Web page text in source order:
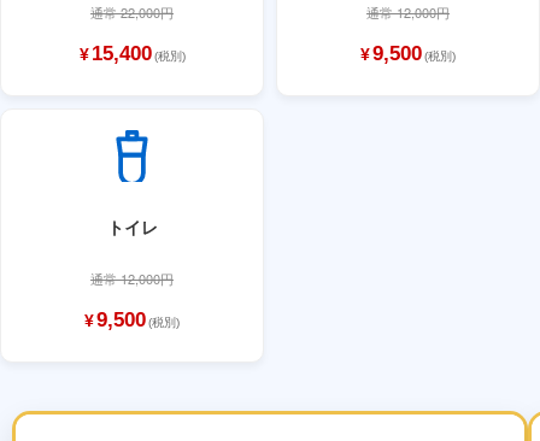
通常 22,000円
¥ 15,400 (税別)
通常 12,000円
¥9,500(税別)
トイレ
通常 12,000円
¥9,500(税別)